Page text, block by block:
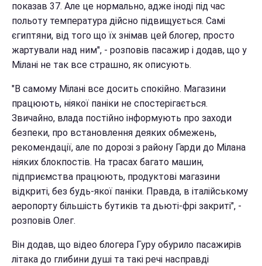
показав 37. Але це нормально, адже іноді під час
польоту температура дійсно підвищується. Самі
єгиптяни, від того що їх знімав цей блогер, просто
жартували над ним", - розповів пасажир і додав, що у
Мілані не так все страшно, як описують.
"В самому Мілані все досить спокійно. Магазини
працюють, ніякої паніки не спостерігається.
Звичайно, влада постійно інформують про заходи
безпеки, про встановлення деяких обмежень,
рекомендації, але по дорозі з району Гарди до Мілана
ніяких блокпостів. На трасах багато машин,
підприємства працюють, продуктові магазини
відкриті, без будь-якої паніки. Правда, в італійському
аеропорту більшість бутиків та дьюті-фрі закриті", -
розповів Олег.
Він додав, що відео блогера Гуру обурило пасажирів
літака до глибини душі та такі речі насправді